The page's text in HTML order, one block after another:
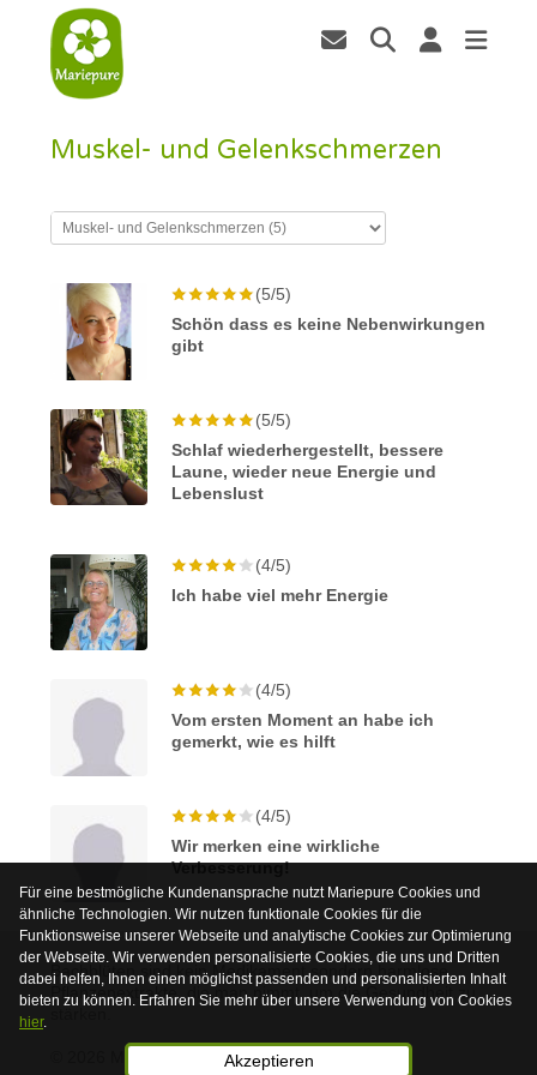
Muskel- und Gelenkschmerzen
(5/5)
Schön dass es keine Nebenwirkungen
gibt
(5/5)
Schlaf wiederhergestellt, bessere
Laune, wieder neue Energie und
Lebenslust
(4/5)
Ich habe viel mehr Energie
(4/5)
Vom ersten Moment an habe ich
gemerkt, wie es hilft
(4/5)
Wir merken eine wirkliche
Verbesserung!
Bachblüten sind kein Medikament sondern harmlose
Pflanzenextrakte, die man nimmt, um die Gesundheit zu
© 2026 Mariepure - WebdesignPubli4u
Für eine bestmögliche Kundenansprache nutzt Mariepure Cookies und
ähnliche Technologien. Wir nutzen funktionale Cookies für die
Funktionsweise unserer Webseite und analytische Cookies zur Optimierung
der Webseite. Wir verwenden personalisierte Cookies, die uns und Dritten
dabei helfen, Ihnen einen möglichst passenden und personalisierten Inhalt
bieten zu können. Erfahren Sie mehr über unsere Verwendung von Cookies
hier.
Akzeptieren